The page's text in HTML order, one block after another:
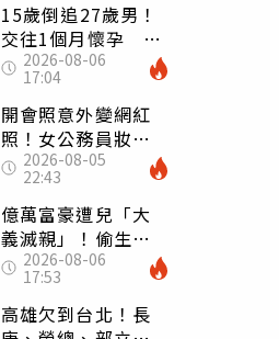
15歲倒追27歲男！
交往1個月懷孕 36
歲當阿嬤故事曝光
2026-08-06
17:04
開會照意外變網紅
照！女公務員妝容
掀2千則留言 本人
怒嗆：化妝有錯嗎
2026-08-05
22:43
億萬富豪遭兒「大
義滅親」！偷生子
怕曝光 竟盜鄰居
身份辦假證落戶
2026-08-06
17:53
高雄欠到台北！長